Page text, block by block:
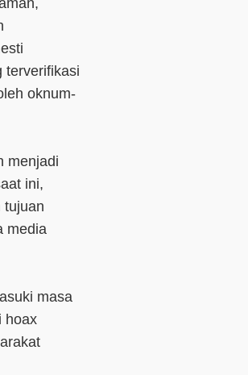
terverifikasi
oknum-
menjadi
ini,
tujuan
media
masa
hoax